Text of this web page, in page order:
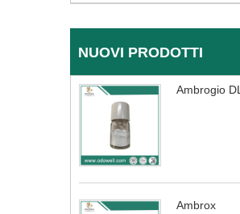
NUOVI PRODOTTI
Ambrogio DL
Ambrox